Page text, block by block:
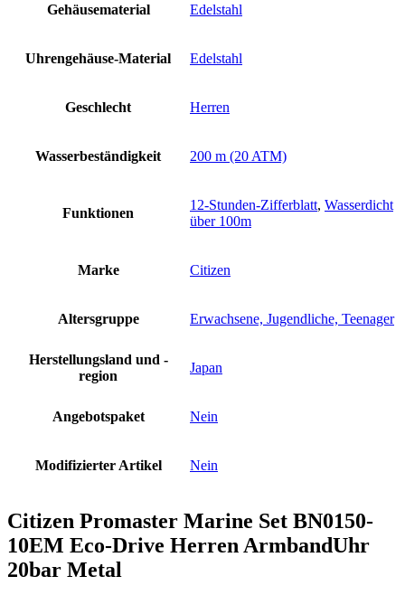
Gehäusematerial Edelstahl
Uhrengehäuse-Material Edelstahl
Geschlecht Herren
Wasserbeständigkeit 200 m (20 ATM)
Funktionen
12-Stunden-Zifferblatt, Wasserdicht
über 100m
Marke Citizen
Altersgruppe Erwachsene, Jugendliche, Teenager
Herstellungsland und -
region
Japan
Angebotspaket Nein
Modifizierter Artikel Nein
Citizen Promaster Marine Set BN0150-
10EM Eco-Drive Herren ArmbandUhr
20bar Metal